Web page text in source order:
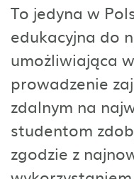
To jedyna w
edukacyjna do
umożliwiająca
prowadzenie
zdalnym na
studentom
zgodzie z